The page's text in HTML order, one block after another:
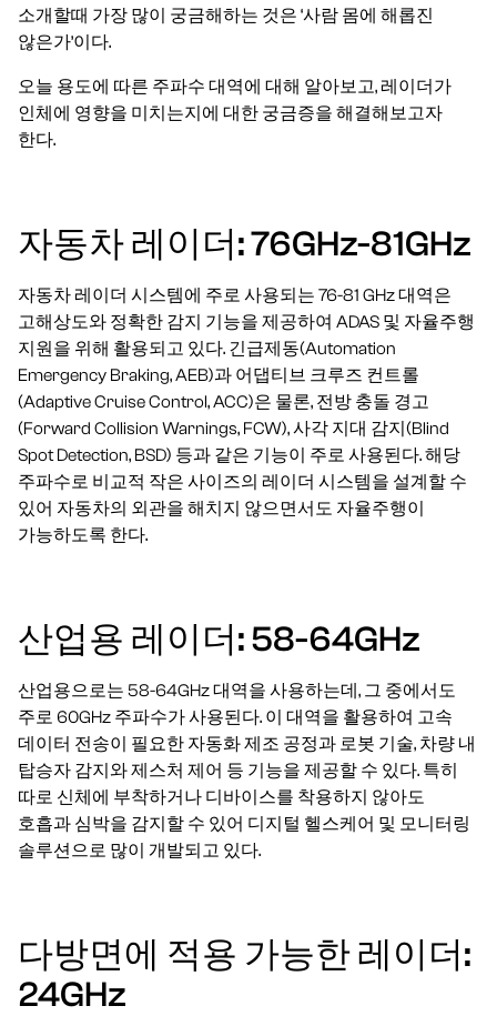
소개할때 가장 많이 궁금해하는 것은 ‘사람 몸에 해롭진
않은가’이다.
오늘 용도에 따른 주파수 대역에 대해 알아보고, 레이더가
인체에 영향을 미치는지에 대한 궁금증을 해결해보고자
한다.
자동차 레이더: 76GHz-81GHz
자동차 레이더 시스템에 주로 사용되는 76-81 GHz 대역은
고해상도와 정확한 감지 기능을 제공하여 ADAS 및 자율주행
지원을 위해 활용되고 있다. 긴급제동(Automation
Emergency Braking, AEB)과 어댑티브 크루즈 컨트롤
(Adaptive Cruise Control, ACC)은 물론, 전방 충돌 경고
(Forward Collision Warnings, FCW), 사각 지대 감지(Blind
Spot Detection, BSD) 등과 같은 기능이 주로 사용된다. 해당
주파수로 비교적 작은 사이즈의 레이더 시스템을 설계할 수
있어 자동차의 외관을 해치지 않으면서도 자율주행이
가능하도록 한다.
산업용 레이더: 58-64GHz
산업용으로는 58-64GHz 대역을 사용하는데, 그 중에서도
주로 60GHz 주파수가 사용된다. 이 대역을 활용하여 고속
데이터 전송이 필요한 자동화 제조 공정과 로봇 기술, 차량 내
탑승자 감지와 제스처 제어 등 기능을 제공할 수 있다. 특히
따로 신체에 부착하거나 디바이스를 착용하지 않아도
호흡과 심박을 감지할 수 있어 디지털 헬스케어 및 모니터링
솔루션으로 많이 개발되고 있다.
다방면에 적용 가능한 레이더:
24GHz